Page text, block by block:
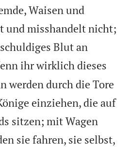
Waisen und
und misshandelt nicht;
Blut an
ihr wirklich dieses
werden durch die Tore
einziehen, die auf
sitzen; mit Wagen
sie fahren, sie selbst,